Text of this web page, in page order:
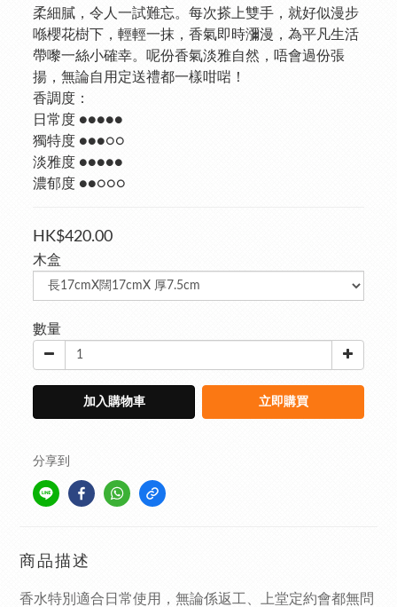
柔細膩，令人一試難忘。每次搽上雙手，就好似漫步
喺櫻花樹下，輕輕一抹，香氣即時瀰漫，為平凡生活
帶嚟一絲小確幸。呢份香氣淡雅自然，唔會過份張
揚，無論自用定送禮都一樣咁啱！
香調度：
日常度 ●●●●●
獨特度 ●●●○○
淡雅度 ●●●●●
濃郁度 ●●○○○
HK$420.00
木盒
數量
加入購物車 立即購買
分享到
商品描述
香水特別適合日常使用，無論係返工、上堂定約會都無問